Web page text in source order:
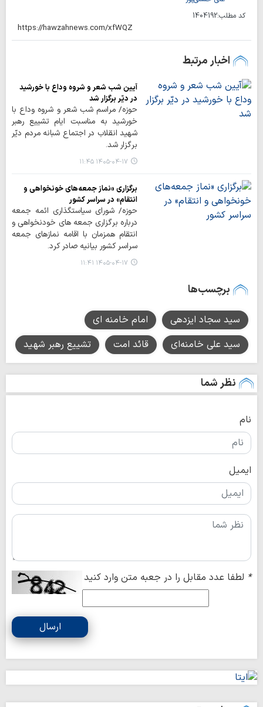
کد مطلب:1404192
اخبار مرتبط
آیین شب شعر و شروه وداع با خورشید
در دیّر برگزار شد
حوزه/ مراسم شب شعر و شروه وداع با
خورشید به مناسبت ایام تشییع رهبر
شهید انقلاب در اجتماع شبانه مردم دیّر
برگزار شد.
۱۴۰۵-۰۴-۱۷ ۱۱:۴۵
برگزاری «نماز جمعه‌های خونخواهی و
انتقام» در سراسر کشور
حوزه/ شورای سیاستگذاری ائمه جمعه
درباره برگزاری جمعه های خودنخواهی و
انتقام همزمان با اقامه نمازهای جمعه
سراسر کشور بیانیه صادر کرد.
۱۴۰۵-۰۴-۱۷ ۱۱:۴۱
برچسب‌ها
سید سجاد ایزدهی
امام خامنه ای
سید علی خامنه‌ای
قائد امت تشییع رهبر شهید
نظر شما
نام
ایمیل
* لطفا عدد مقابل را در جعبه متن وارد کنید
ارسال